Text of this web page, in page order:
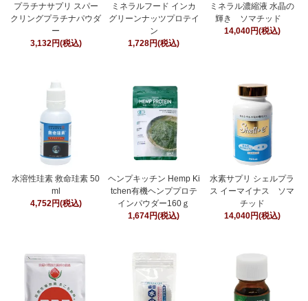
プラチナサプリ スパー
クリングプラチナパウダ
ー
3,132円(税込)
ミネラルフード インカ
グリーンナッツプロテイ
ン
1,728円(税込)
ミネラル濃縮液 水晶の
輝き ソマチッド
14,040円(税込)
水溶性珪素 救命珪素 50
ml
4,752円(税込)
ヘンプキッチン Hemp Ki
tchen有機ヘンププロテ
インパウダー160ｇ
1,674円(税込)
水素サプリ シェルプラ
ス イーマイナス ソマ
チッド
14,040円(税込)